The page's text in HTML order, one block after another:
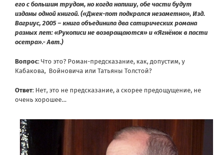
его с большим трудом, но когда напишу, обе части будут
изданы одной книгой. («Джек-пот подкрался незаметно», Изд.
Вагриус, 2005 – книга объединила два сатирических романа
разных лет: «Рукописи не возвращаются» и «Ягнёнок в пасти
осетра».- Авт.)
Вопрос: Что это? Роман-предсказание, как, допустим, у
Кабакова, Войновича или Татьяны Толстой?
Ответ: Нет, это не предсказание, а скорее предощущение, не
очень хорошее…